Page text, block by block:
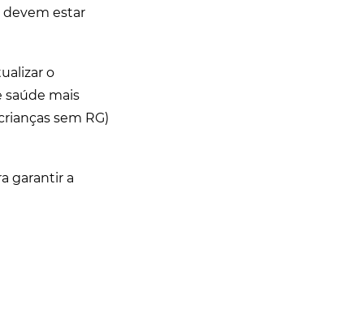
devem estar
o
saúde mais
sem RG)
garantir a